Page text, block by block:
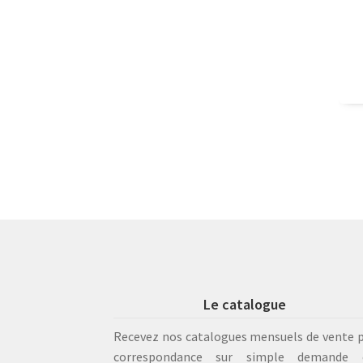
Le catalogue
Recevez nos catalogues mensuels de vente
correspondance sur simple demande